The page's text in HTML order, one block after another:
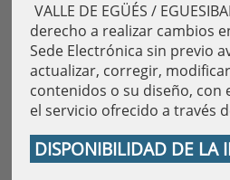
VALLE DE EGÜÉS /
derecho a realizar cambios
Sede Electrónica sin previo
actualizar, corregir,
contenidos o su diseño,
el servicio ofrecido a través
DISPONIBILIDAD DE LA